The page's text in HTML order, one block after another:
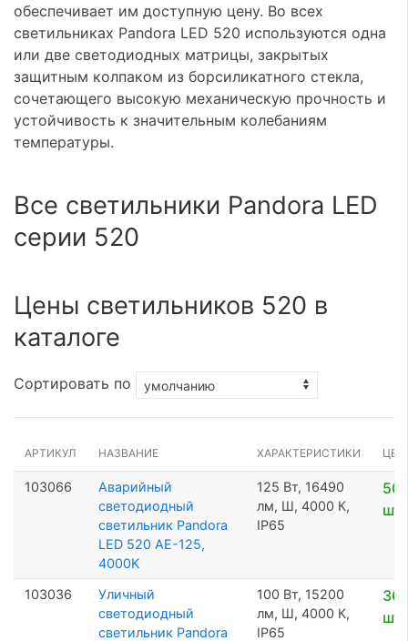
обеспечивает им доступную цену. Во всех
светильниках Pandora LED 520 используются одна
или две светодиодных матрицы, закрытых
защитным колпаком из борсиликатного стекла,
сочетающего высокую механическую прочность и
устойчивость к значительным колебаниям
температуры.
Все светильники Pandora LED
серии 520
Цены светильников 520 в
каталоге
Сортировать по
АРТИКУЛ НАЗВАНИЕ ХАРАКТЕРИСТИКИ
103066
Аварийный
светодиодный
светильник Pandora
LED 520 AE-125,
4000K
125 Вт, 16490
лм, Ш, 4000 К,
IP65
50
шт
103036
Уличный
светодиодный
светильник Pandora
100 Вт, 15200
лм, Ш, 4000 К,
IP65
36
шт